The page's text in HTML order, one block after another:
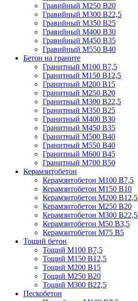
Гравийный М250 В20
Гравийный М300 В22,5
Гравийный М350 В25
Гравийный М400 В30
Гравийный М450 В35
Гравийный М550 В40
Бетон на граните
Гранитный М100 В7,5
Гранитный М150 В12,5
Гранитный М200 В15
Гранитный М250 В20
Гранитный М300 В22,5
Гранитный М350 В25
Гранитный М400 В30
Гранитный М450 В35
Гранитный М500 В40
Гранитный М550 В40
Гранитный М600 В45
Гранитный М700 В50
Керамзитобетон
Керамзитобетон М100 В7,5
Керамзитобетон М150 В10
Керамзитобетон М200 В12,5
Керамзитобетон М250 В20
Керамзитобетон М300 В22,5
Керамзитобетон М50 В3,5
Керамзитобетон М75 В5
Тощий бетон
Тощий М100 В7,5
Тощий М150 В12,5
Тощий М200 В15
Тощий М250 В20
Тощий М300 В22,5
Пескобетон